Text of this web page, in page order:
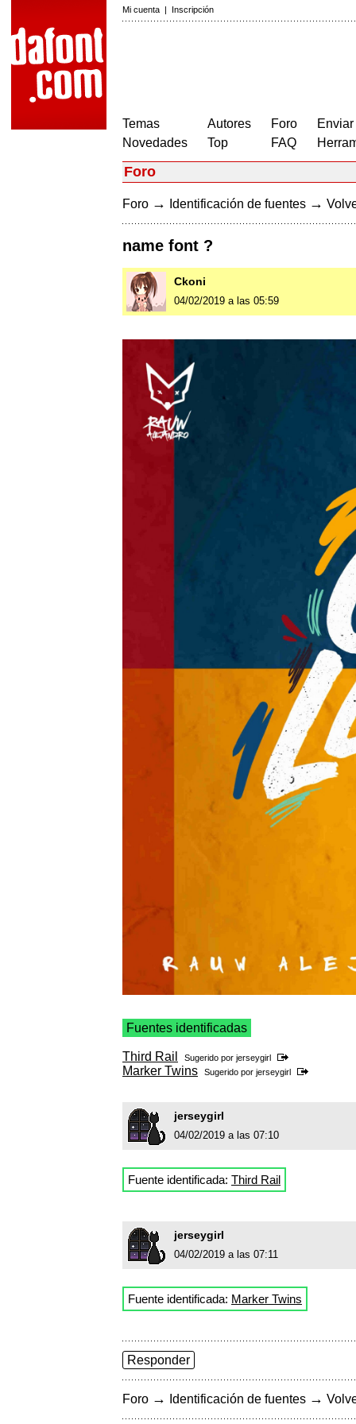
Mi cuenta | Inscripción
Temas
Novedades
Autores
Top
Foro
FAQ
Foro
Foro → Identificación de fuentes →
name font ?
Ckoni
04/02/2019 a las 05:59
Fuentes identificadas
Third Rail Sugerido por jerseygirl
Marker Twins Sugerido por jerseygirl
jerseygirl
04/02/2019 a las 07:10
Fuente identificada: Third Rail
jerseygirl
04/02/2019 a las 07:11
Fuente identificada: Marker Twins
Responder
Foro → Identificación de fuentes →